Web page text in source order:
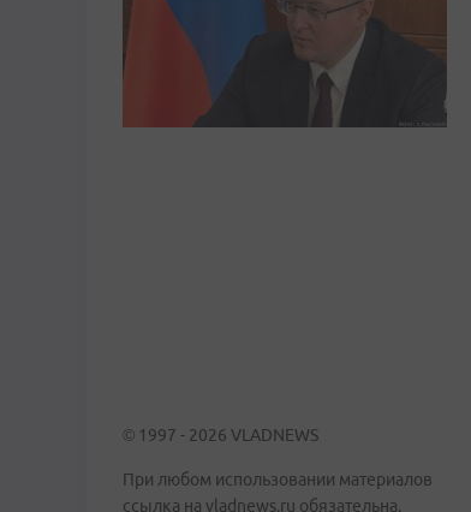
© 1997 - 2026 VLADNEWS
При любом использовании материалов
ссылка на vladnews.ru обязательна.